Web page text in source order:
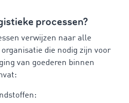
processen?
verwijzen naar alle
die nodig zijn voor
van goederen binnen